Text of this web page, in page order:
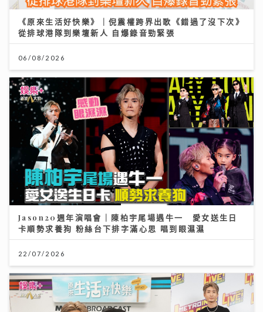
《原來生活好快樂》｜倪震權跨界出歌《錯過了沒下次》
從排球港隊到樂壇新人 自爆錄音勁緊張
06/08/2026
Jason20週年演唱會｜陳柏宇尾場遇牛一 愛女送生日
卡順勢求養狗 粉絲台下排字滿心思 唱到眼濕濕
22/07/2026